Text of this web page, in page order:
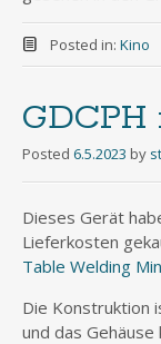
Posted in: Kino
Posted 6.5.2023 by
Dieses Gerät
Lieferkosten
Table Welding
Die Konstruktion
und das